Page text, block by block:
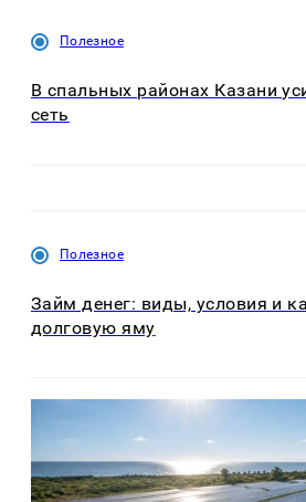
Полезное
В спальных районах Казани
сеть
Полезное
Займ денег: виды, условия и
долговую яму